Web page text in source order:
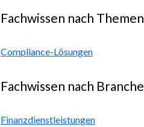
Fachwissen nach Themen
Compliance-Lösungen
Fachwissen nach Branche
Finanzdienstleistungen